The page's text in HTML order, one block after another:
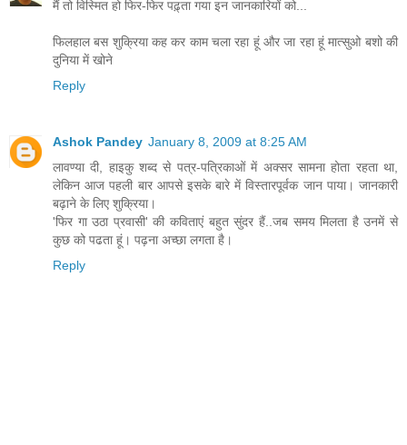
मैं तो विस्मित हो फिर-फिर पढ़्ता गया इन जानकारियों को...
फिलहाल बस शुक्रिया कह कर काम चला रहा हूं और जा रहा हूं मात्सुओ बशो की
दुनिया में खोने
Reply
Ashok Pandey January 8, 2009 at 8:25 AM
लावण्‍या दी, हाइकु शब्‍द से पत्र-पत्रिकाओं में अक्‍सर सामना होता रहता था,
लेकिन आज पहली बार आपसे इसके बारे में विस्‍तारपूर्वक जान पाया। जानकारी
बढ़ाने के लिए शुक्रिया।
'फिर गा उठा प्रवासी' की कविताएं बहुत सुंदर हैं..जब समय मिलता है उनमें से
कुछ को पढता हूं। पढ़ना अच्‍छा लगता है।
Reply